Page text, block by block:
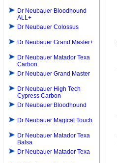
Dr Neubauer Bloodhound
ALL+
Dr Neubauer Colossus
Dr Neubauer Grand Master+
Dr Neubauer Matador Texa
Carbon
Dr Neubauer Grand Master
Dr Neubauer High Tech
Cypress Carbon
Dr Neubauer Bloodhound
Dr Neubauer Magical Touch
Dr Neubauer Matador Texa
Balsa
Dr Neubauer Matador Texa